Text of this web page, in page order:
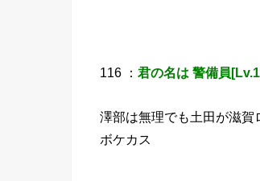
116 ： 君の名は 警備員
澤部は無理でも土田が滋賀
ボケカス